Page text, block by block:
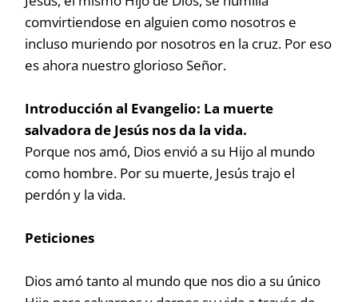
comvirtiendose en alguien como nosotros e
incluso muriendo por nosotros en la cruz. Por eso
es ahora nuestro glorioso Señor.
Introducción al Evangelio: La muerte
salvadora de Jesús nos da la vida.
Porque nos amó, Dios envió a su Hijo al mundo
como hombre. Por su muerte, Jesús trajo el
perdón y la vida.
Peticiones
Dios amó tanto al mundo que nos dio a su único